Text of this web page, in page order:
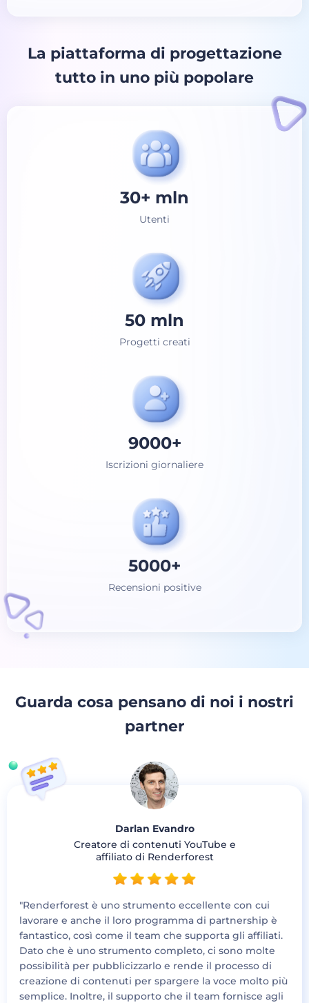
La piattaforma di progettazione
tutto in uno più popolare
30+ mln
Utenti
50 mln
Progetti creati
9000+
Iscrizioni giornaliere
5000+
Recensioni positive
Guarda cosa pensano di noi i nostri
partner
Darlan Evandro
Creatore di contenuti YouTube e
affiliato di Renderforest
"Renderforest è uno strumento eccellente con cui
lavorare e anche il loro programma di partnership è
fantastico, così come il team che supporta gli affiliati.
Dato che è uno strumento completo, ci sono molte
possibilità per pubblicizzarlo e rende il processo di
creazione di contenuti per spargere la voce molto più
semplice. Inoltre, il supporto che il team fornisce agli